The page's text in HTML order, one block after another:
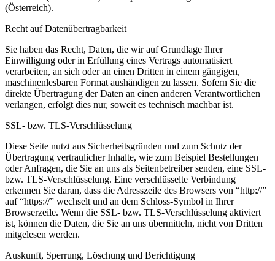
(Österreich).
Recht auf Datenübertragbarkeit
Sie haben das Recht, Daten, die wir auf Grundlage Ihrer
Einwilligung oder in Erfüllung eines Vertrags automatisiert
verarbeiten, an sich oder an einen Dritten in einem gängigen,
maschinenlesbaren Format aushändigen zu lassen. Sofern Sie die
direkte Übertragung der Daten an einen anderen Verantwortlichen
verlangen, erfolgt dies nur, soweit es technisch machbar ist.
SSL- bzw. TLS-Verschlüsselung
Diese Seite nutzt aus Sicherheitsgründen und zum Schutz der
Übertragung vertraulicher Inhalte, wie zum Beispiel Bestellungen
oder Anfragen, die Sie an uns als Seitenbetreiber senden, eine SSL-
bzw. TLS-Verschlüsselung. Eine verschlüsselte Verbindung
erkennen Sie daran, dass die Adresszeile des Browsers von “http://”
auf “https://” wechselt und an dem Schloss-Symbol in Ihrer
Browserzeile. Wenn die SSL- bzw. TLS-Verschlüsselung aktiviert
ist, können die Daten, die Sie an uns übermitteln, nicht von Dritten
mitgelesen werden.
Auskunft, Sperrung, Löschung und Berichtigung